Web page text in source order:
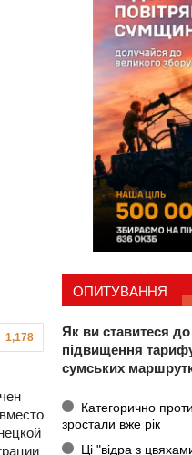
1,178
ОПИТУВАННЯ
Як ви ставитеся
підвищення
сумських
Категорично
зростали вже рік
Ці "відра з